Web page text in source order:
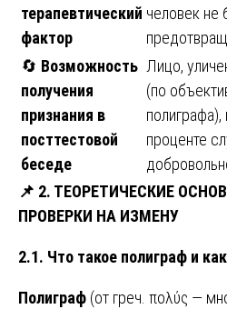
терапевтический
фактор
человек не
🔄 Возможность
получения
признания в
посттестовой
беседе
Лицо,
(по
полиграфа),
проценте
📌 2. ТЕОРЕТИЧЕСКИЕ
ПРОВЕРКИ НА ИЗМЕНУ
2.1. Что такое полиграф и
Полиграф (от греч. πολύς —